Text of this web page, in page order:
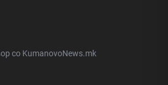
со KumanovoNews.mk